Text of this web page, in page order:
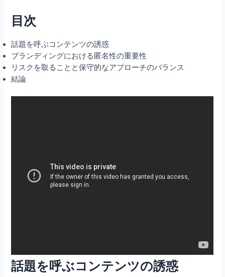
目次
話題を呼ぶコンテンツの誘惑
ブランディングにおける匿名性の重要性
リスクを取ることと保守的なアプローチのバランス
結論
話題を呼ぶコンテンツの誘惑